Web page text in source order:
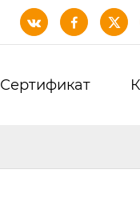
  
Сертификат